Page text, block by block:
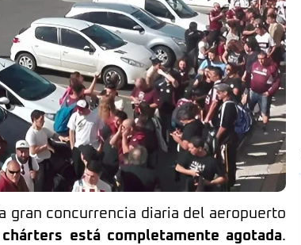
gran concurrencia diaria del aeropuerto
está completamente agotada.